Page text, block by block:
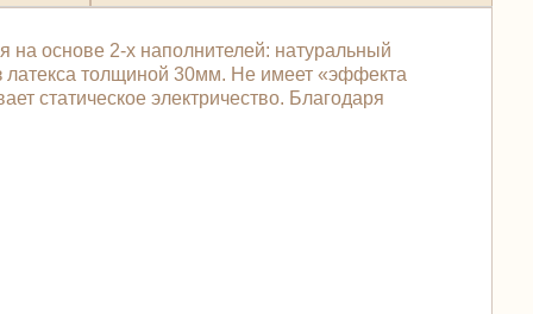
основе 2-х наполнителей: натуральный
латекса толщиной 30мм. Не имеет «эффекта
статическое электричество. Благодаря